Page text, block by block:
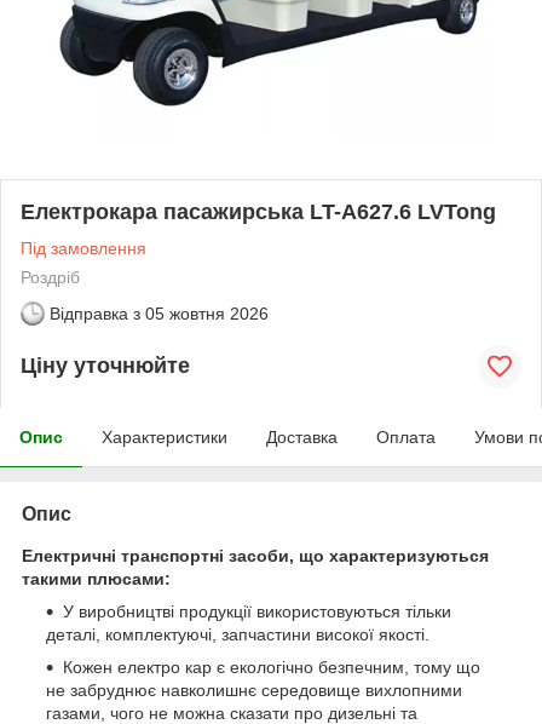
Електрокара пасажирська LT-A627.6 LVTong
Під замовлення
Роздріб
Відправка з 05 жовтня 2026
Ціну уточнюйте
Опис Характеристики Доставка Оплата Умови
Опис
Електричні транспортні засоби, що характеризуються
такими плюсами:
У виробництві продукції використовуються тільки
деталі, комплектуючі, запчастини високої якості.
Кожен електро кар є екологічно безпечним, тому що
не забруднює навколишнє середовище вихлопними
газами, чого не можна сказати про дизельні та